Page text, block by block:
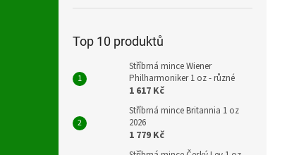
Top 10 produktů
Stříbrná mince Wiener
Philharmoniker 1 oz - různé
1 617 Kč
Stříbrná mince Britannia 1 oz
2026
1 779 Kč